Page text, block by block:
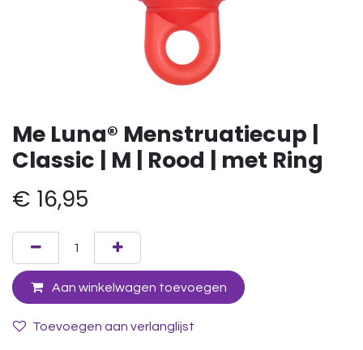
Me Luna® Menstruatiecup |
Classic | M | Rood | met Ring
€ 16,95
Aan winkelwagen toevoegen
Toevoegen aan verlanglijst